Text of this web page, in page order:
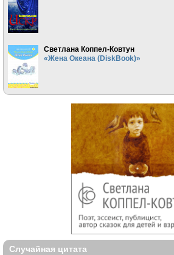
Светлана Коппел-Ковтун
«Жена Океана (DiskBook)»
Случайная цитата